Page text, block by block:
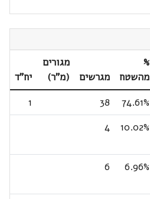
%
מהשטח
מגרשים
מגורים
(מ"ר)
יח"ד
74.61%
38
1
10.02%
4
6.96%
6